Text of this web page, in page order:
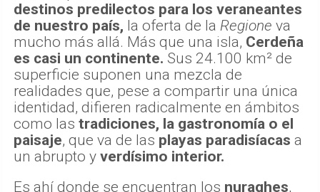
Pese a que la costa sarda es uno de los
destinos predilectos para los veraneantes
de nuestro país,la oferta de laRegioneva
mucho más allá. Más que una isla, Cerdeña
es casi un continente.Sus 24.100 km² de
superficie suponen una mezcla de
realidades que, pese a compartir una única
identidad, difieren radicalmente en ámbitos
como lastradiciones, la gastronomía o el
paisaje, que va de lasplayas paradisíacas
un abrupto y verdísimo interior.